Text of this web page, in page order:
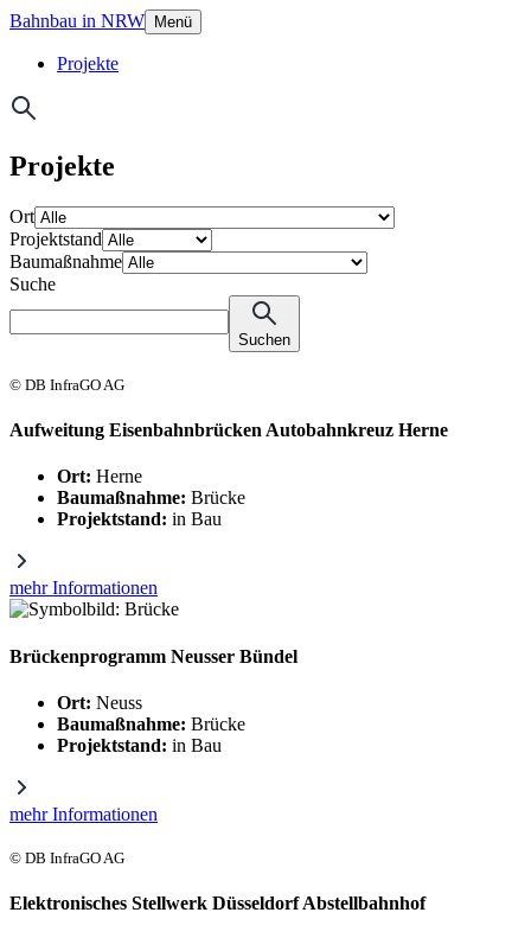
Bahnbau in NRW Menü
Projekte
Projekte
Ort
Projektstand
Baumaßnahme
Suche
Suchen
© DB InfraGO AG
Aufweitung Eisenbahnbrücken Autobahnkreuz Herne
Ort: Herne
Baumaßnahme: Brücke
Projektstand: in Bau
mehr Informationen
Brückenprogramm Neusser Bündel
Ort: Neuss
Baumaßnahme: Brücke
Projektstand: in Bau
mehr Informationen
© DB InfraGO AG
Elektronisches Stellwerk Düsseldorf Abstellbahnhof